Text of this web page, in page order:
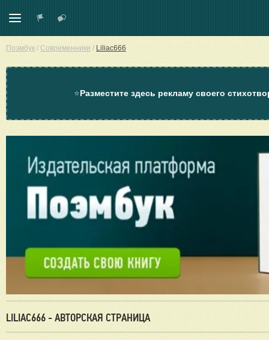
Поэмбук / Современники / Liliac666
⭐Разместите здесь рекламу своего
LILIAC666 - АВТОРСКАЯ СТРАНИЦА